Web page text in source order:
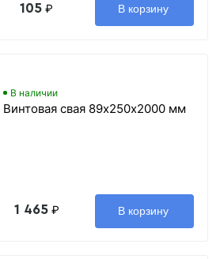
105 ₽ В корзину
В наличии
Винтовая свая 89х250х2000 мм
1 465₽ В корзину